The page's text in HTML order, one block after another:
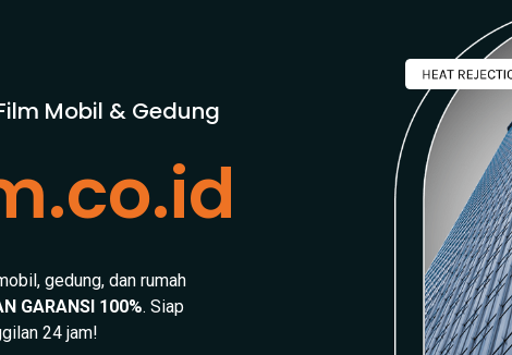
Mobil & Gedung
gedung, dan rumah
GARANSI 100%. Siap
24 jam!